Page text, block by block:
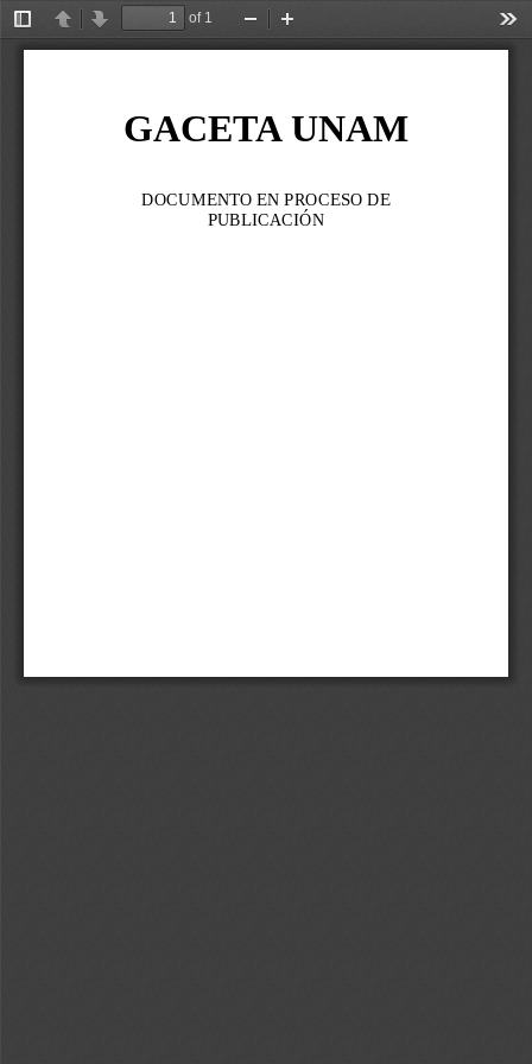
Toggle
Sidebar
PreviousNext
of 1
Zoom
Out
In
GACETA UNAM
DOCUMENTO EN PROCESO DE
PUBLICACIÓN